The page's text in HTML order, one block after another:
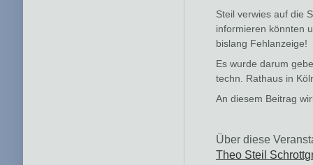
Steil verwies auf die
informieren könnten
bislang Fehlanzeige!
Es wurde darum
techn. Rathaus in
An diesem Beitrag
Über diese
Theo Steil